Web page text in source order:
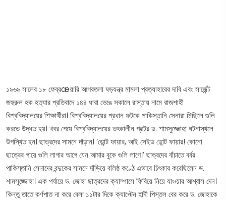
১৯৬৯ সালের ১৮ ফেব্রæয়ারি আগরতলা ষড়যন্ত্র মামলা প্রত্যাহারের দাবি এবং সার্জেন্ট
জহুরুল হক হত্যার প্রতিবাদে ১৪৪ ধারা ভেঙে সকালে রাস্তায় নামে রাজশাহী
বিশ্ববিদ্যালয়ের শিক্ষার্থীরা। বিশ্ববিদ্যালয়ের প্রধান ফটকে পাকিস্তানি সেনারা মিছিলে গুলি
করতে উদ্ধত হয়। খবর পেয়ে বিশ্ববিদ্যালয়ের তৎকালীন প্রক্টর ড. শামসুজ্জোহা ঘটনাস্থলে
উপস্থিত হন। ছাত্রদের সামনে দাঁড়ান। ‘ডোন্ট ফায়ার, আই সেইড ডোন্ট ফায়ার! কোনো
ছাত্রের গায়ে গুলি লাগার আগে যেন আমার বুকে গুলি লাগে।’ ছাত্রদের বাঁচাতে বর্বর
পাকিস্তানি সেনাদের বন্দুকের সামনে দাঁড়িয়ে বলিষ্ঠ কণ্ঠে এভাবে চিৎকার করেছিলেন ড.
শামসুজ্জোহা। এক পর্যায়ে ড. জোহা ছাত্রদের ক্যাম্পাসে ফিরিয়ে নিয়ে যাওয়ার আশ্বাস দেন।
কিন্তু তাতে কর্ণপাত না করে বেলা ১১টার দিকে ক্যাপ্টেন হাদী পিস্তল বের করে ড. জোহাকে